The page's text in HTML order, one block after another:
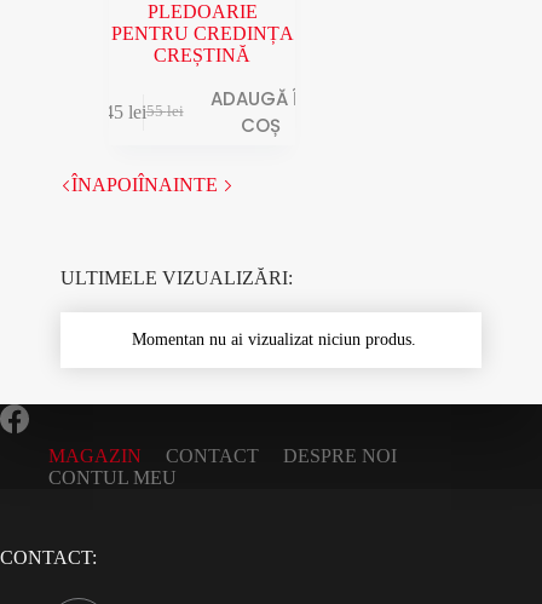
PLEDOARIE
PENTRU CREDINȚA
CREȘTINĂ
55lei
45 lei
ADAUGĂ ÎN
COȘ
ÎNAPOIÎNAINTE
ULTIMELE VIZUALIZĂRI:
Momentan nu ai vizualizat niciun produs.
MAGAZIN CONTACT
DESPRE NOI
CONTUL MEU
CONTACT: